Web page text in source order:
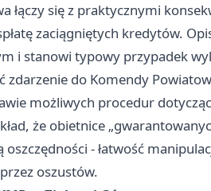
łączy się z praktycznymi
zaciągniętych kredytów.
i stanowi typowy przypadek
zdarzenie do Komendy
możliwych procedur
że obietnice
oszczędności - łatwość
oszustów.